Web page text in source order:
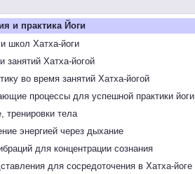
и практика Йоги
школ Хатха-йоги
занятий Хатха-йогой
во время занятий Хатха-йогой
процессы для успешной практики йоги
тренировки тела
энергией через дыхание
для концентрации сознания
для сосредоточения в Хатха-йоге